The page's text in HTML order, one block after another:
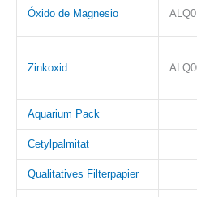
Óxido de Magnesio
Zinkoxid
Aquarium Pack
Cetylpalmitat
Qualitatives Filterpapier